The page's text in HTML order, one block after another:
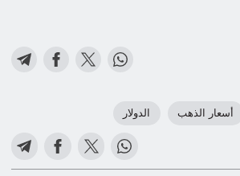
أسعار الذهب الدولار